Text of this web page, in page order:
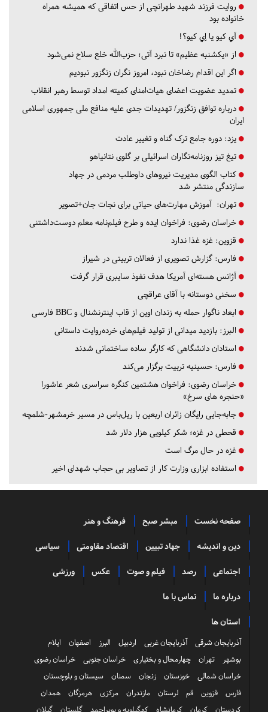
روایت فرزند شهید طهرانچی از حس اتفاقی که همیشه همراه
خانواده بود
آي كيو يا اِي كيو؟!
از «یکشنبه عظیم» تا نبرد آتی؛ حزب‌الله خلع سلاح نمی‌شود
اگر این اقدام رضاخان نبود، امروز نگران زنگزور نبودیم
تمدید عضویت اعضای هیات‌امنای کمیته امداد توسط رهبر انقلاب
درباره توافق زنگزور/ تهدیدات جدی علیه منافع ملی جمهوری اسلامی
ایران
یزد: دوره جامع ترک گناه و تغییر عادت
تیغ تیز روزنامه‌نگاران اسرائیلی بر گلوی نتانیاهو
کتاب الگوی مدیریت نیروهای داوطلب مردمی در جهاد
سازندگی منتشر شد
تهران: آموزش مهارت‌های حیاتی برای نجات جان+تصویر
خراسان رضوی: فراخوان ایده و طرح فیلم‌نامه معلم دوست‌داشتنی
قزوین: غزه غذا ندارد
فارس: گزارش تصویری از فعالان تربیتی در شیراز
آژانس هسته‌ای آمریکا هدف نفوذ سایبری قرار گرفت
سخنی دوستانه با آقای عراقچی
ابعاد ناگوار حمله به زندان اوین از قاب اینترنشنال و BBC فارسی
البرز: بازدید میدانی از تولید فیلم‌های خرده‌روایت داستانی
استادان دانشگاهی که کارگر ساده ساختمانی شدند
فارس: حسینیه تربیت برگزار می‌کند
خراسان رضوی: فراخوان هشتمین کنگره سراسری شعر عاشورا
«حنجره های سرخ»
جابه‌جایی رایگان زائران اربعین با ریل‌باس در مسیر خرمشهر-شلمچه
قحطی در غزه؛ شکر کیلویی هزار دلار شد
غزه در حال مرگ است
استفاده ابزاری وزارت کار از تصاویر بی حجاب شهدای اخیر
صفحه نخست مبشر صبح فرهنگ و هنر
دین و اندیشه جهاد تبیین اقتصاد مقاومتی سیاسی
اجتماعی رصد فیلم و صوت عکس ورزشی
درباره ما تماس با ما
استان ها
آذربایجان شرقی آذربایجان غربی اردبیل البرز اصفهان
ایلام
بوشهر
تهران چهارمحال و بختیاری خراسان جنوبی
خراسان رضوی
خراسان شمالی
خوزستان زنجان سمنان
سیستان و بلوچستان
فارس
قزوین قم لرستان مازندران مرکزی هرمزگان
همدان
کردستان
کرمان کرمانشاه کهگیلویه و بویراحمد گلستان گیلان